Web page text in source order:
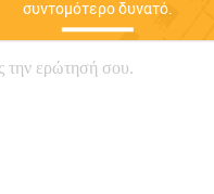
συντομότερο δυνατό.